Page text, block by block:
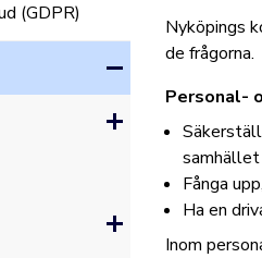
Nyköpings
de frågorna.
Personal-
Fånga
Ha en
Inom
(GDPR)